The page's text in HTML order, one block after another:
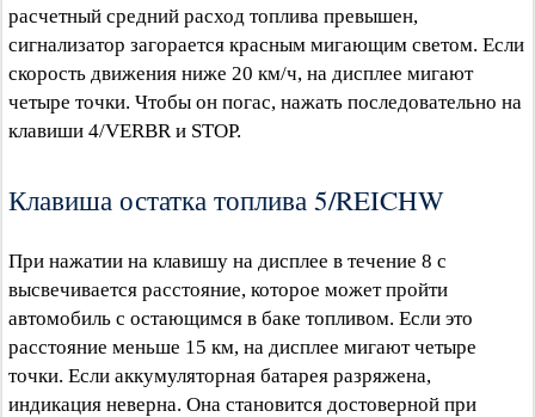
расчетный средний расход топлива превышен,
сигнализатор загорается красным мигающим светом. Если
скорость движения ниже 20 км/ч, на дисплее мигают
четыре точки. Чтобы он погас, нажать последовательно на
клавиши 4/VERBR и STOP.
Клавиша остатка топлива 5/REICHW
При нажатии на клавишу на дисплее в течение 8 с
высвечивается расстояние, которое может пройти
автомобиль с остающимся в баке топливом. Если это
расстояние меньше 15 км, на дисплее мигают четыре
точки. Если аккумуляторная батарея разряжена,
индикация неверна. Она становится достоверной при